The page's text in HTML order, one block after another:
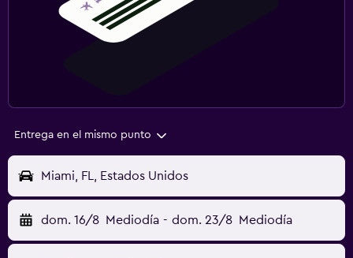
Entrega en el mismo punto
Miami, FL, Estados Unidos
dom. 16/8 Mediodía - dom. 23/8 Mediodía